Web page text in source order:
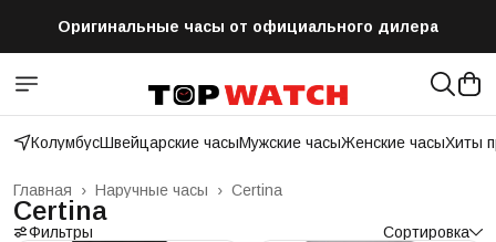
Оригинальные часы от официального дилера
КолумбусШвейцарские часыМужские часыЖенские часыХиты
Certina
Наручные часы ›
Главная ›
Certina
Фильтры Сортировка